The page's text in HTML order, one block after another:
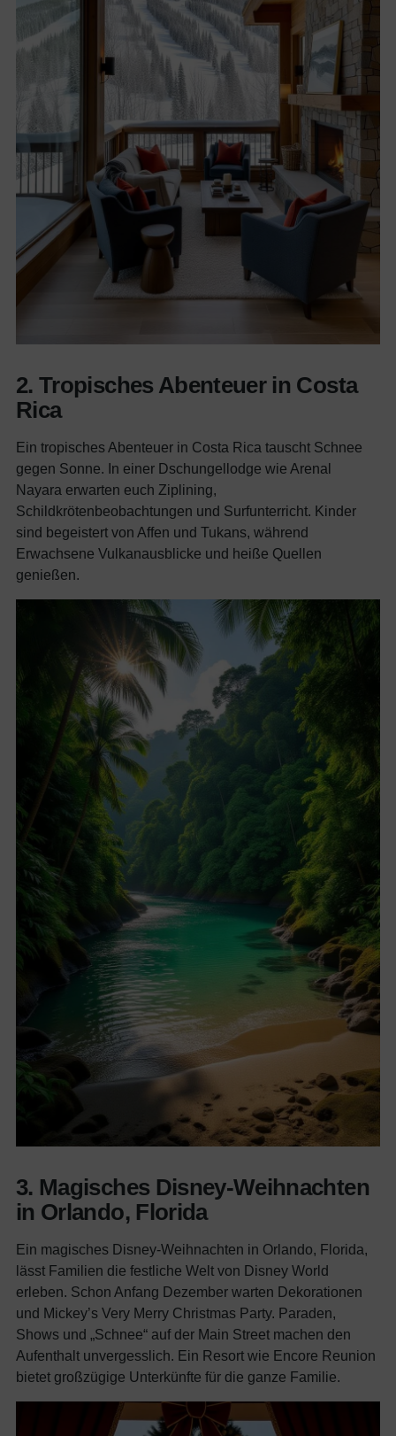
2. Tropisches Abenteuer in Costa
Rica
Ein tropisches Abenteuer in Costa Rica tauscht Schnee
gegen Sonne. In einer Dschungellodge wie Arenal
Nayara erwarten euch Ziplining,
Schildkrötenbeobachtungen und Surfunterricht. Kinder
sind begeistert von Affen und Tukans, während
Erwachsene Vulkanausblicke und heiße Quellen
genießen.
3. Magisches Disney-Weihnachten
in Orlando, Florida
Ein magisches Disney-Weihnachten in Orlando, Florida,
lässt Familien die festliche Welt von Disney World
erleben. Schon Anfang Dezember warten Dekorationen
und Mickey’s Very Merry Christmas Party. Paraden,
Shows und „Schnee“ auf der Main Street machen den
Aufenthalt unvergesslich. Ein Resort wie Encore Reunion
bietet großzügige Unterkünfte für die ganze Familie.